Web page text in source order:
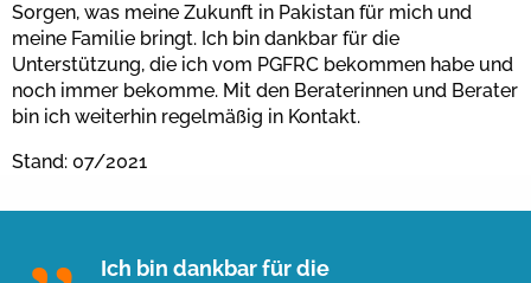
Sorgen, was meine Zukunft in Pakistan für mich und
meine Familie bringt. Ich bin dankbar für die
Unterstützung, die ich vom PGFRC bekommen habe und
noch immer bekomme. Mit den Beraterinnen und Berater
bin ich weiterhin regelmäßig in Kontakt.
Stand: 07/2021
Ich bin dankbar für die